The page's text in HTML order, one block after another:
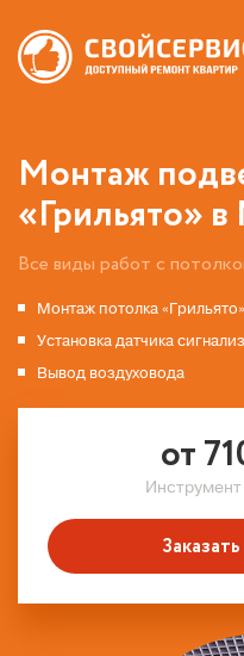
Монтаж
«Грильято»
Все виды работ с
Монтаж потолка «Грильято»
Установка датчика
Вывод воздуховода
от